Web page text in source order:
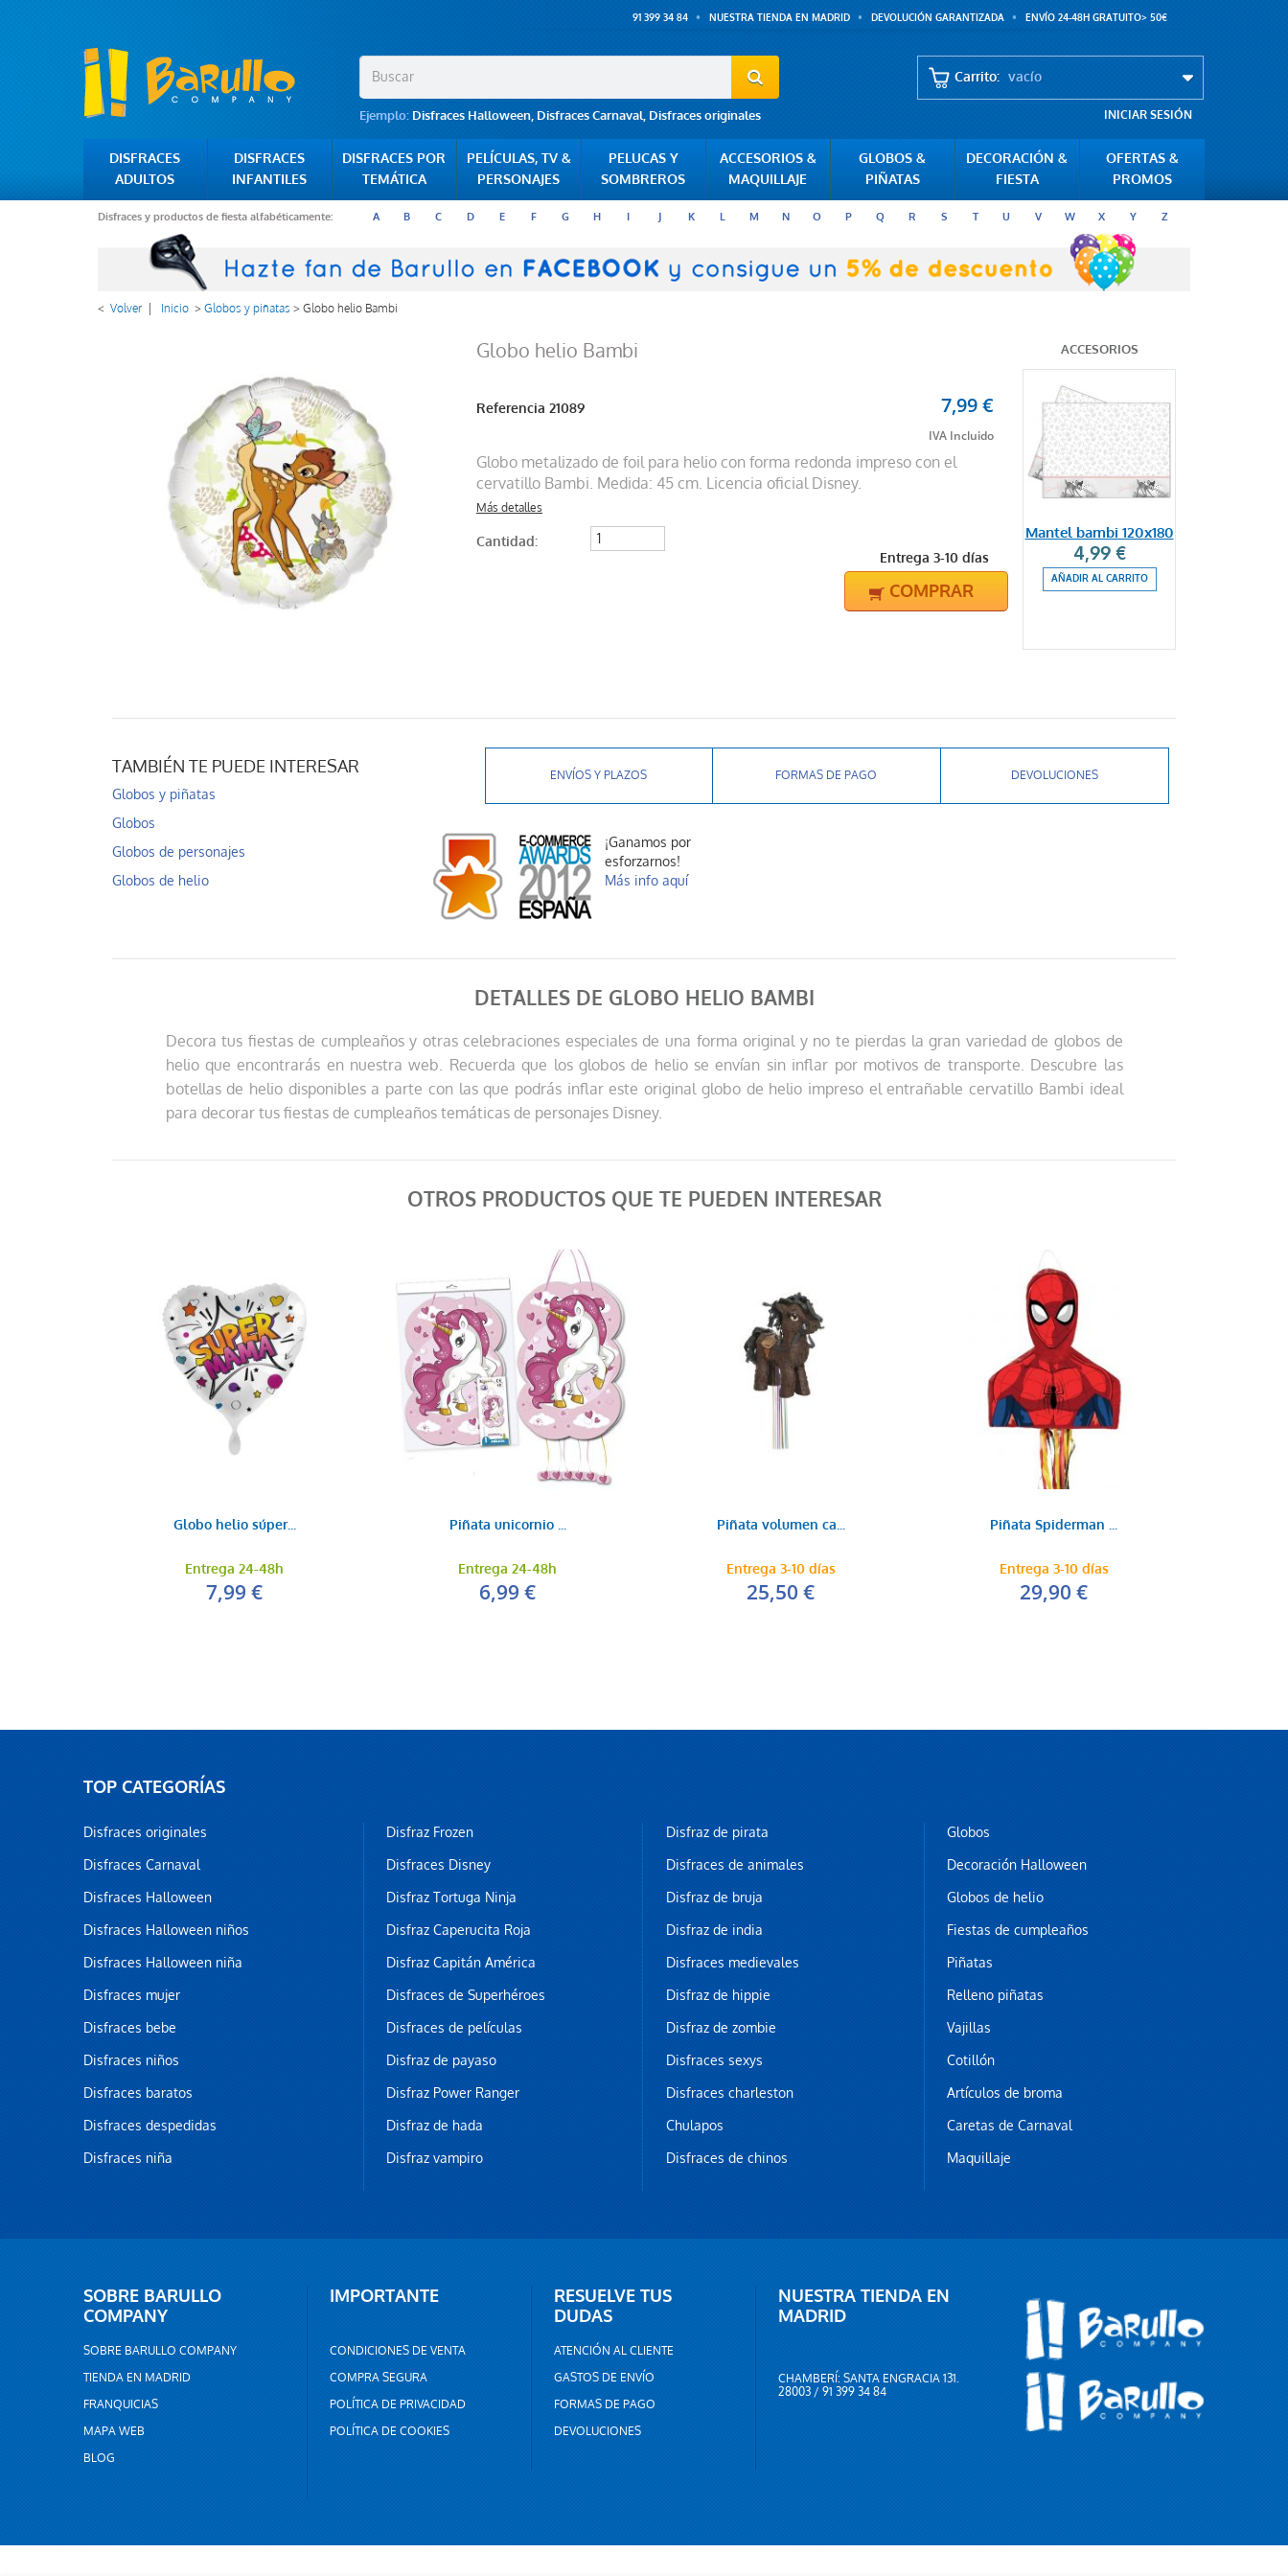
91 399 34 84 NUESTRA TIENDA EN MADRID DEVOLUCIÓN GARANTIZADA ENVÍO 24-48H GRATUITO> 50€
Ejemplo: Disfraces Halloween, Disfraces Carnaval, Disfraces originales
Carrito: vacío
INICIAR SESIÓN
DISFRACES
ADULTOS
DISFRACES
INFANTILES
DISFRACES POR
TEMÁTICA
PELÍCULAS, TV &
PERSONAJES
PELUCAS Y
SOMBREROS
ACCESORIOS &
MAQUILLAJE
GLOBOS &
PIÑATAS
DECORACIÓN &
FIESTA
OFERTAS &
PROMOS
Disfraces y productos de fiesta alfabéticamente: A B C D E F G H I J K L M N O P Q R S T U V W X Y Z
< Volver Inicio >Globos y piñatas >Globo helio Bambi
Globo helio Bambi
Referencia 21089 7,99 €
Globo metalizado de foil para helio con forma redonda impreso con el
cervatillo Bambi. Medida: 45 cm. Licencia oficial Disney.
Más detalles
Cantidad:
Entrega 3-10 días
COMPRAR
ACCESORIOS
Mantel bambi 120x180
4,99 €
AÑADIR AL CARRITO
TAMBIÉN TE PUEDE INTERESAR
Globos y piñatas
Globos
Globos de personajes
Globos de helio
ENVÍOS Y PLAZOS FORMAS DE PAGO DEVOLUCIONES
¡Ganamos por
esforzarnos!
Más info aquí
DETALLES DE GLOBO HELIO BAMBI
Decora tus fiestas de cumpleaños y otras celebraciones especiales de una forma original y no te pierdas la gran variedad de globos de
helio que encontrarás en nuestra web. Recuerda que los globos de helio se envían sin inflar por motivos de transporte. Descubre las
botellas de helio disponibles a parte con las que podrás inflar este original globo de helio impreso el entrañable cervatillo Bambi ideal
para decorar tus fiestas de cumpleaños temáticas de personajes Disney.
OTROS PRODUCTOS QUE TE PUEDEN INTERESAR
Globo helio súper...
Entrega 24-48h
7,99 €
Piñata unicornio ...
Entrega 24-48h
6,99 €
Piñata volumen ca...
Entrega 3-10 días
25,50 €
Piñata Spiderman ...
Entrega 3-10 días
29,90 €
TOP CATEGORÍAS
Disfraces originales
Disfraces Carnaval
Disfraces Halloween
Disfraces Halloween niños
Disfraces Halloween niña
Disfraces mujer
Disfraces bebe
Disfraces niños
Disfraces baratos
Disfraces despedidas
Disfraces niña
Disfraz Frozen
Disfraces Disney
Disfraz Tortuga Ninja
Disfraz Caperucita Roja
Disfraz Capitán América
Disfraces de Superhéroes
Disfraces de películas
Disfraz de payaso
Disfraz Power Ranger
Disfraz de hada
Disfraz vampiro
Disfraz de pirata
Disfraces de animales
Disfraz de bruja
Disfraz de india
Disfraces medievales
Disfraz de hippie
Disfraz de zombie
Disfraces sexys
Disfraces charleston
Chulapos
Disfraces de chinos
Globos
Decoración Halloween
Globos de helio
Fiestas de cumpleaños
Piñatas
Relleno piñatas
Vajillas
Cotillón
Artículos de broma
Caretas de Carnaval
Maquillaje
SOBRE BARULLO
COMPANY
SOBRE BARULLO COMPANY
TIENDA EN MADRID
FRANQUICIAS
MAPA WEB
BLOG
IMPORTANTE
CONDICIONES DE VENTA
COMPRA SEGURA
POLÍTICA DE PRIVACIDAD
POLÍTICA DE COOKIES
RESUELVE TUS
DUDAS
ATENCIÓN AL CLIENTE
GASTOS DE ENVÍO
FORMAS DE PAGO
DEVOLUCIONES
NUESTRA TIENDA EN
MADRID
CHAMBERÍ: SANTA ENGRACIA 131.
28003 / 91 399 34 84